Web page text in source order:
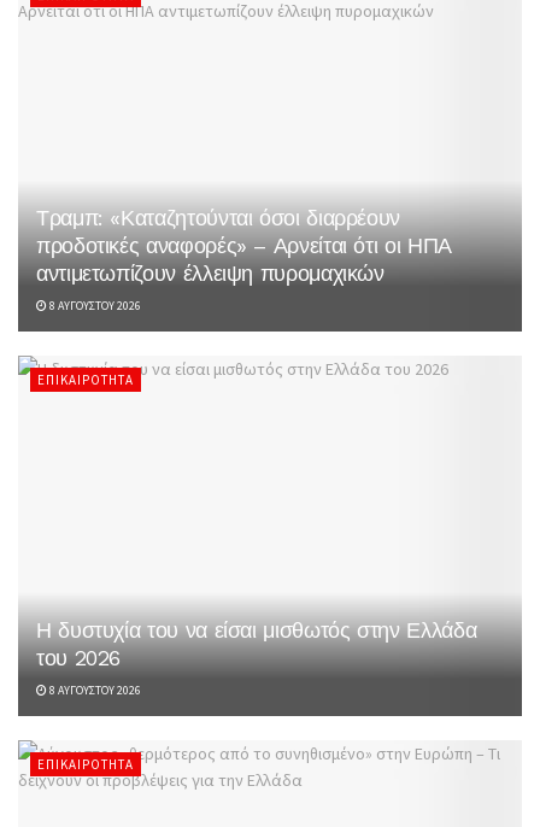
Τραμπ: «Καταζητούνται όσοι διαρρέουν
προδοτικές αναφορές» – Αρνείται ότι οι ΗΠΑ
αντιμετωπίζουν έλλειψη πυρομαχικών
8 ΑΥΓΟΎΣΤΟΥ 2026
ΕΠΙΚΑΙΡΌΤΗΤΑ
Η δυστυχία του να είσαι μισθωτός στην Ελλάδα
του 2026
8 ΑΥΓΟΎΣΤΟΥ 2026
ΕΠΙΚΑΙΡΌΤΗΤΑ